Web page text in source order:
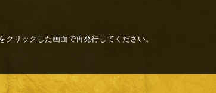
リックした画面で再発行してください。